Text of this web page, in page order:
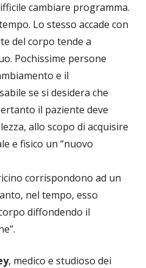
cambiare programma.
Lo stesso accade con
del corpo tende a
Pochissime persone
e il
se si desidera che
il paziente deve
allo scopo di acquisire
e fisico un “nuovo
corrispondono ad un
nel tempo, esso
diffondendo il
, medico e studioso dei